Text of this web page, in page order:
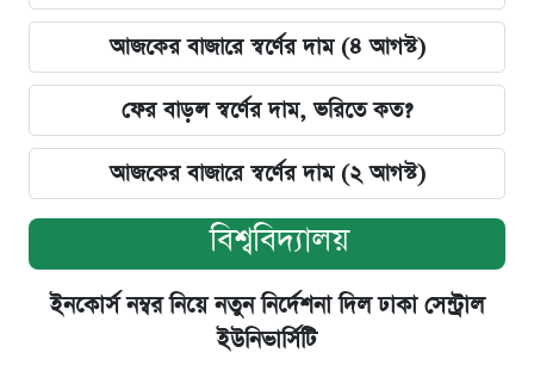
আজকের বাজারে স্বর্ণের দাম (৪ আগস্ট)
ফের বাড়ল স্বর্ণের দাম, ভরিতে কত?
আজকের বাজারে স্বর্ণের দাম (২ আগস্ট)
বিশ্ববিদ্যালয়
ইনকোর্স নম্বর নিয়ে নতুন নির্দেশনা দিল ঢাকা সেন্ট্রাল
ইউনিভার্সিটি